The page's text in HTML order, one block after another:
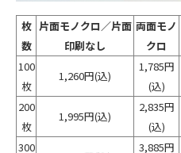
枚
数
片面モノクロ／片面
印刷なし
両面モノ
クロ
100
枚
1,260円(込)
1,785円
(込)
200
枚
1,995円(込)
2,835円
(込)
300
3,885円